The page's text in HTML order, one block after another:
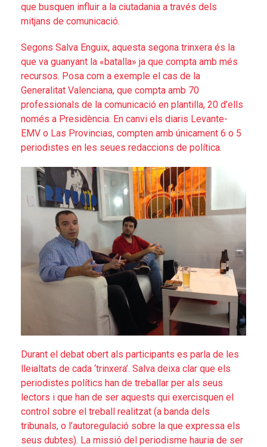
que busquen influir a la ciutadania a través dels
mitjans de comunicació.
Segons Salva Enguix, aquesta segona trinxera és la
que va guanyant la «batalla» ja que compta amb més
recursos. Posa com a exemple el cas de la
Generalitat Valenciana, que compta amb 70
professionals de la comunicació en plantilla, 20 d’ells
només a Presidència. En canvi els diaris Levante-
EMV o Las Provincias, compten amb únicament 6 o 5
periodistes en les seues redaccions de política.
Durant el debat obert als participants es parla de les
lleialtats de cada ‘trinxera’. Salva deixa clar que els
periodistes polítics han de treballar per als seus
lectors i que han de ser aquests qui exercisquen el
control sobre el treball realitzat (a banda dels
tribunals, o l’autoregulació sobre la que expressa els
seus dubtes). La missió del periodisme hauria de ser